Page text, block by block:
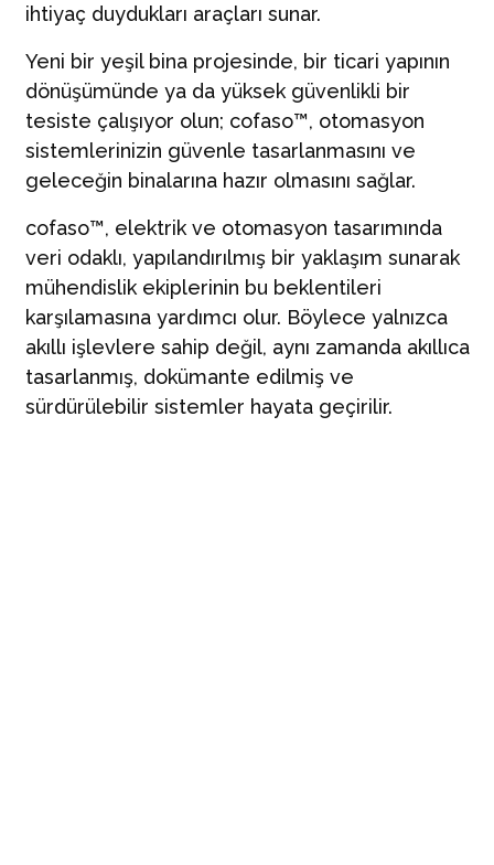
ihtiyaç duydukları araçları sunar.
Yeni bir yeşil bina projesinde, bir ticari yapının
dönüşümünde ya da yüksek güvenlikli bir
tesiste çalışıyor olun; cofaso™, otomasyon
sistemlerinizin güvenle tasarlanmasını ve
geleceğin binalarına hazır olmasını sağlar.
cofaso™, elektrik ve otomasyon tasarımında
veri odaklı, yapılandırılmış bir yaklaşım sunarak
mühendislik ekiplerinin bu beklentileri
karşılamasına yardımcı olur. Böylece yalnızca
akıllı işlevlere sahip değil, aynı zamanda akıllıca
tasarlanmış, dokümante edilmiş ve
sürdürülebilir sistemler hayata geçirilir.